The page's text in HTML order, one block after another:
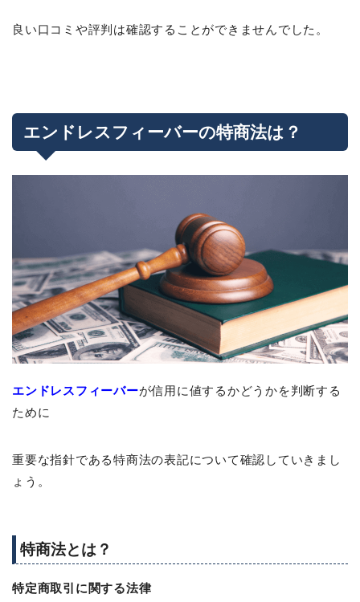
良い口コミや評判は確認することができませんでした。
エンドレスフィーバーの特商法は？
エンドレスフィーバーが信用に値するかどうかを判断する
ために
重要な指針である特商法の表記について確認していきまし
ょう。
特商法とは？
特定商取引に関する法律